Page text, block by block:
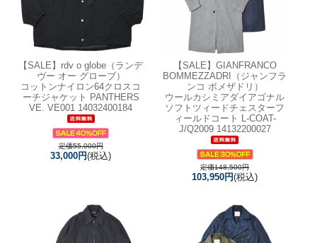
【SALE】 rdv o globe（ランデ
ヴー オー グローブ）
コットンナイロン64クロスコ
ーチジャケット PANTHERS
VE. VE001 14032400184
定価55,000円
33,000円(税込)
【SALE】 GIANFRANCO
BOMMEZZADRI（ジャンフラ
ンコ ボメザドリ）
ウールカシミアダイアゴナル
ソフトツィードチェスターフ
ィールドコート L-COAT-
J/Q2009 14132200027
定価148,500円
103,950円(税込)